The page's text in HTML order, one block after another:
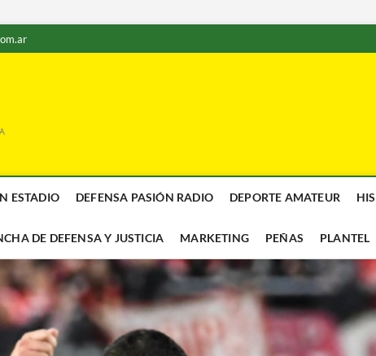
ESTADIO DEFENSA PASIÓN RADIO DEPORTE AMATEUR
DE DEFENSA Y JUSTICIA MARKETING PEÑAS PLANTEL